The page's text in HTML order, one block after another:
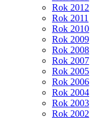
Rok 2012
Rok 2011
Rok 2010
Rok 2009
Rok 2008
Rok 2007
Rok 2005
Rok 2006
Rok 2004
Rok 2003
Rok 2002